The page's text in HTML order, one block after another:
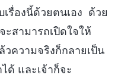
รื่องนี้ด้วยตนเอง ด้วย
ะสามารถเปิดใจให้
วความจริงก็กลายเป็น
ด้ และเจ้าก็จะ